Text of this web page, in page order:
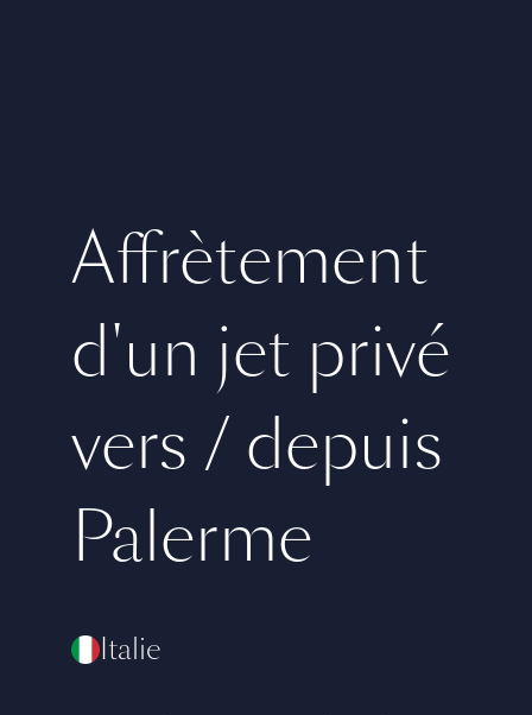
Affrètement
d'un jet privé
vers / depuis
Palerme
Italie